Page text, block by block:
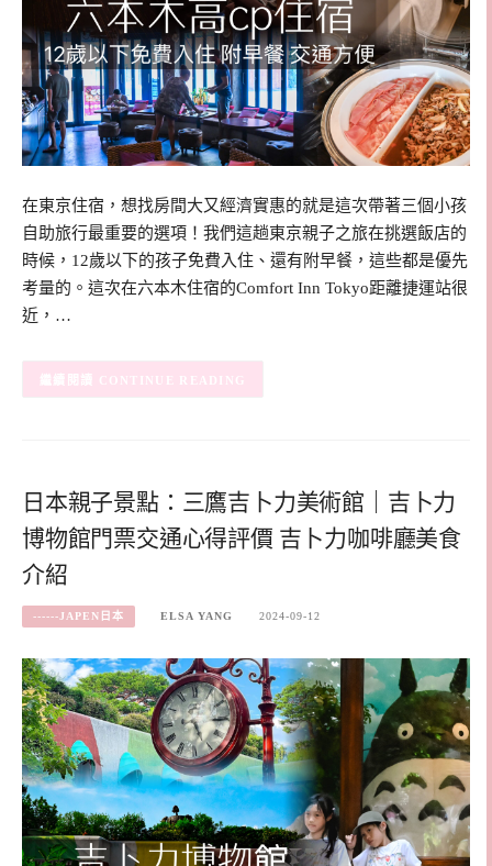
在東京住宿，想找房間大又經濟實惠的就是這次帶著三個小孩
自助旅行最重要的選項！我們這趟東京親子之旅在挑選飯店的
時候，12歲以下的孩子免費入住、還有附早餐，這些都是優先
考量的。這次在六本木住宿的Comfort Inn Tokyo距離捷運站很
近，…
CONTINUE READING
日本親子景點：三鷹吉卜力美術館｜吉卜力
博物館門票交通心得評價 吉卜力咖啡廳美食
介紹
------JAPEN日本 ELSA YANG 2024-09-12